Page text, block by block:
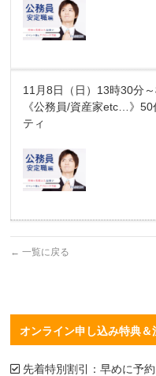
11月8日（日）13時30分
《公務員/資産家etc…》
ティ
← 一覧に戻る
オンライン申し込み特典＆
先着特別割引：早めに予